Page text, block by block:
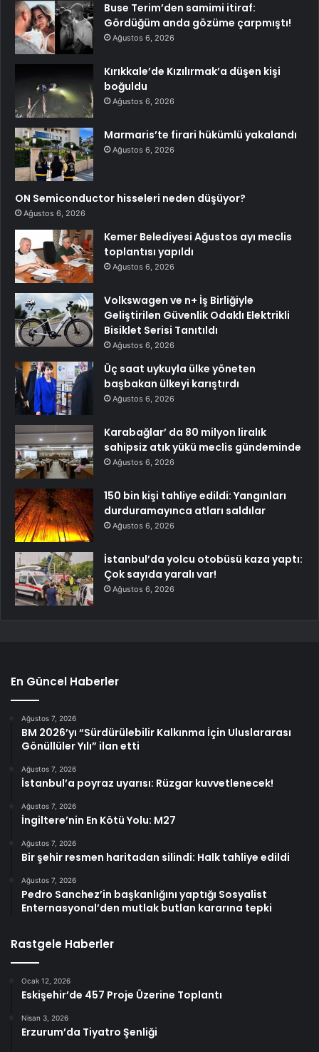
Buse Terim’den samimi itiraf:
Gördüğüm anda gözüme çarpmıştı!
Ağustos 6, 2026
Kırıkkale’de Kızılırmak’a düşen kişi
boğuldu
Ağustos 6, 2026
Marmaris’te firari hükümlü yakalandı
Ağustos 6, 2026
ON Semiconductor hisseleri neden düşüyor?
Ağustos 6, 2026
Kemer Belediyesi Ağustos ayı meclis
toplantısı yapıldı
Ağustos 6, 2026
Volkswagen ve n+ İş Birliğiyle
Geliştirilen Güvenlik Odaklı Elektrikli
Bisiklet Serisi Tanıtıldı
Ağustos 6, 2026
Üç saat uykuyla ülke yöneten
başbakan ülkeyi karıştırdı
Ağustos 6, 2026
Karabağlar’ da 80 milyon liralık
sahipsiz atık yükü meclis gündeminde
Ağustos 6, 2026
150 bin kişi tahliye edildi: Yangınları
durduramayınca atları saldılar
Ağustos 6, 2026
İstanbul’da yolcu otobüsü kaza yaptı:
Çok sayıda yaralı var!
Ağustos 6, 2026
En Güncel Haberler
Ağustos 7, 2026
BM 2026’yı “Sürdürülebilir Kalkınma İçin Uluslararası
Gönüllüler Yılı” ilan etti
Ağustos 7, 2026
İstanbul’a poyraz uyarısı: Rüzgar kuvvetlenecek!
Ağustos 7, 2026
İngiltere’nin En Kötü Yolu: M27
Ağustos 7, 2026
Bir şehir resmen haritadan silindi: Halk tahliye edildi
Ağustos 7, 2026
Pedro Sanchez’in başkanlığını yaptığı Sosyalist
Enternasyonal’den mutlak butlan kararına tepki
Rastgele Haberler
Ocak 12, 2026
Eskişehir’de 457 Proje Üzerine Toplantı
Nisan 3, 2026
Erzurum’da Tiyatro Şenliği